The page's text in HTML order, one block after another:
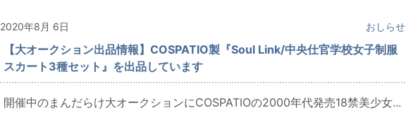
2020年8月 6日 おしらせ
【大オークション出品情報】COSPATIO製『Soul Link/中央仕官学校女子制服
スカート3種セット』を出品しています
開催中のまんだらけ大オークションにCOSPATIOの2000年代発売18禁美少女...